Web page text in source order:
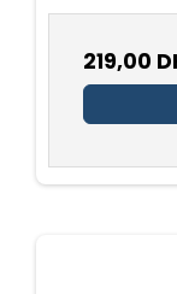
219,00